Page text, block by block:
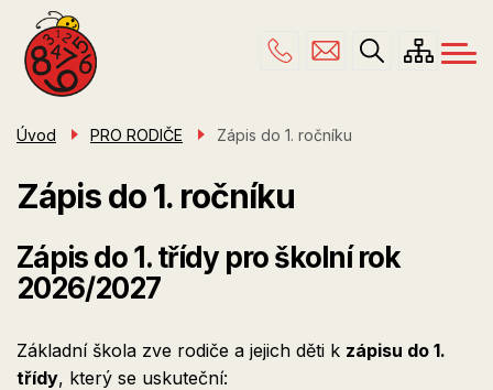
hlavnímu
obsahu
Menu
navigace
ŠKOLA
PRO RODIČE
KONTAKTY
Úvod PRO RODIČE Zápis do 1. ročníku
Zápis do 1. ročníku
Zápis do 1. třídy pro školní rok
2026/2027
Základní škola zve rodiče a jejich děti k zápisu do 1.
třídy, který se uskuteční: